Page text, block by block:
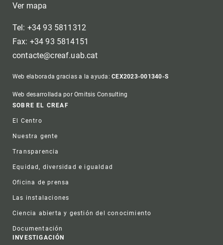
Ver mapa
Tel: +34 93 5811312
Fax: +34 93 5814151
contacte@creaf.uab.cat
Web elaborada gracias a la ayuda:CEX2023-001340-S
Web desarrollada por Omitsis Consulting
Footer
SOBRE EL CREAF
El Centro
Nuestra gente
Transparencia
Equidad, diversidad e igualdad
Oficina de prensa
Las instalaciones
Ciencia abierta y gestión del conocimiento
Documentación
INVESTIGACIÓN